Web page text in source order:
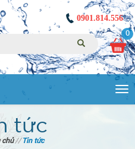
0901.814.556
0
tức
chủ//Tin tức